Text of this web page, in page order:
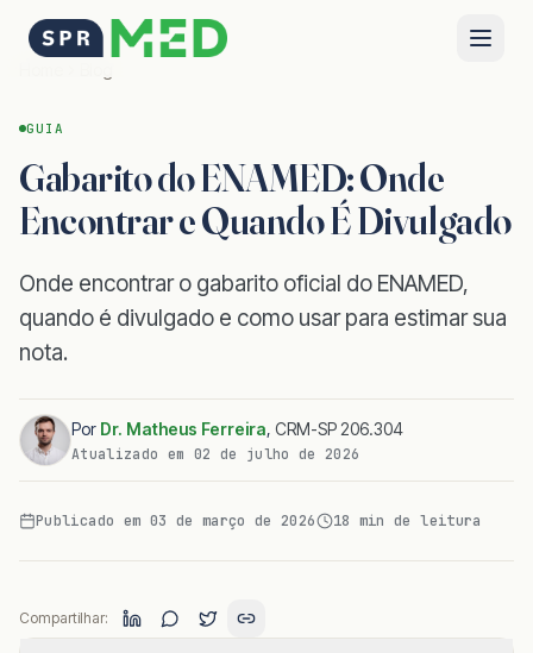
GUIA
Gabarito do ENAMED: Onde
Encontrar e Quando É Divulgado
Onde encontrar o gabarito oficial do ENAMED,
quando é divulgado e como usar para estimar sua
nota.
Por Dr. Matheus Ferreira, CRM-SP 206.304
Atualizado em 02 de julho de 2026
Publicado em 03 de março de 2026 18 min de leitura
Compartilhar: